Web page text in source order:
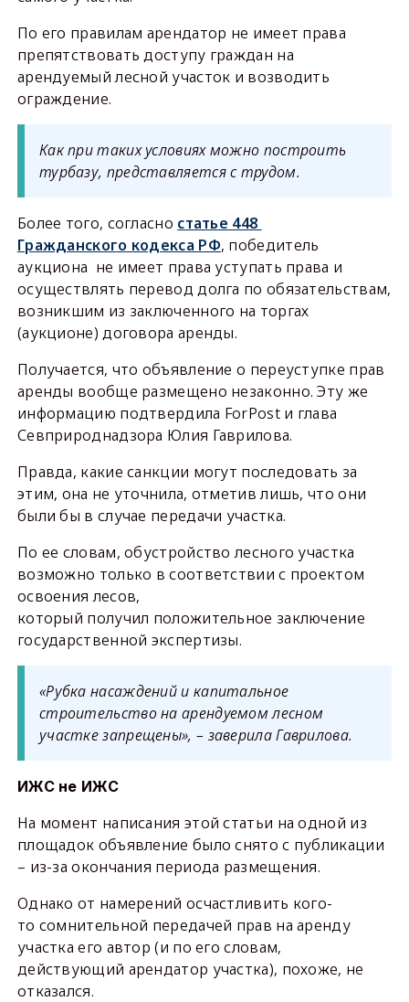
По его правилам арендатор не имеет права
препятствовать доступу граждан на
арендуемый лесной участок и возводить
ограждение.
Как при таких условиях можно построить
турбазу, представляется с трудом.
Более того, согласно статье 448
Гражданского кодекса РФ, победитель
аукциона не имеет права уступать права и
осуществлять перевод долга по обязательствам,
возникшим из заключенного на торгах
(аукционе) договора аренды.
Получается, что объявление о переуступке прав
аренды вообще размещено незаконно. Эту же
информацию подтвердила ForPost и глава
Севприроднадзора Юлия Гаврилова.
Правда, какие санкции могут последовать за
этим, она не уточнила, отметив лишь, что они
были бы в случае передачи участка.
По ее словам, обустройство лесного участка
возможно только в соответствии с проектом
освоения лесов,
который получил положительное заключение
государственной экспертизы.
«Рубка насаждений и капитальное
строительство на арендуемом лесном
участке запрещены», – заверила Гаврилова.
ИЖС не ИЖС
На момент написания этой статьи на одной из
площадок объявление было снято с публикации
– из-за окончания периода размещения.
Однако от намерений осчастливить кого-
то сомнительной передачей прав на аренду
участка его автор (и по его словам,
действующий арендатор участка), похоже, не
отказался.